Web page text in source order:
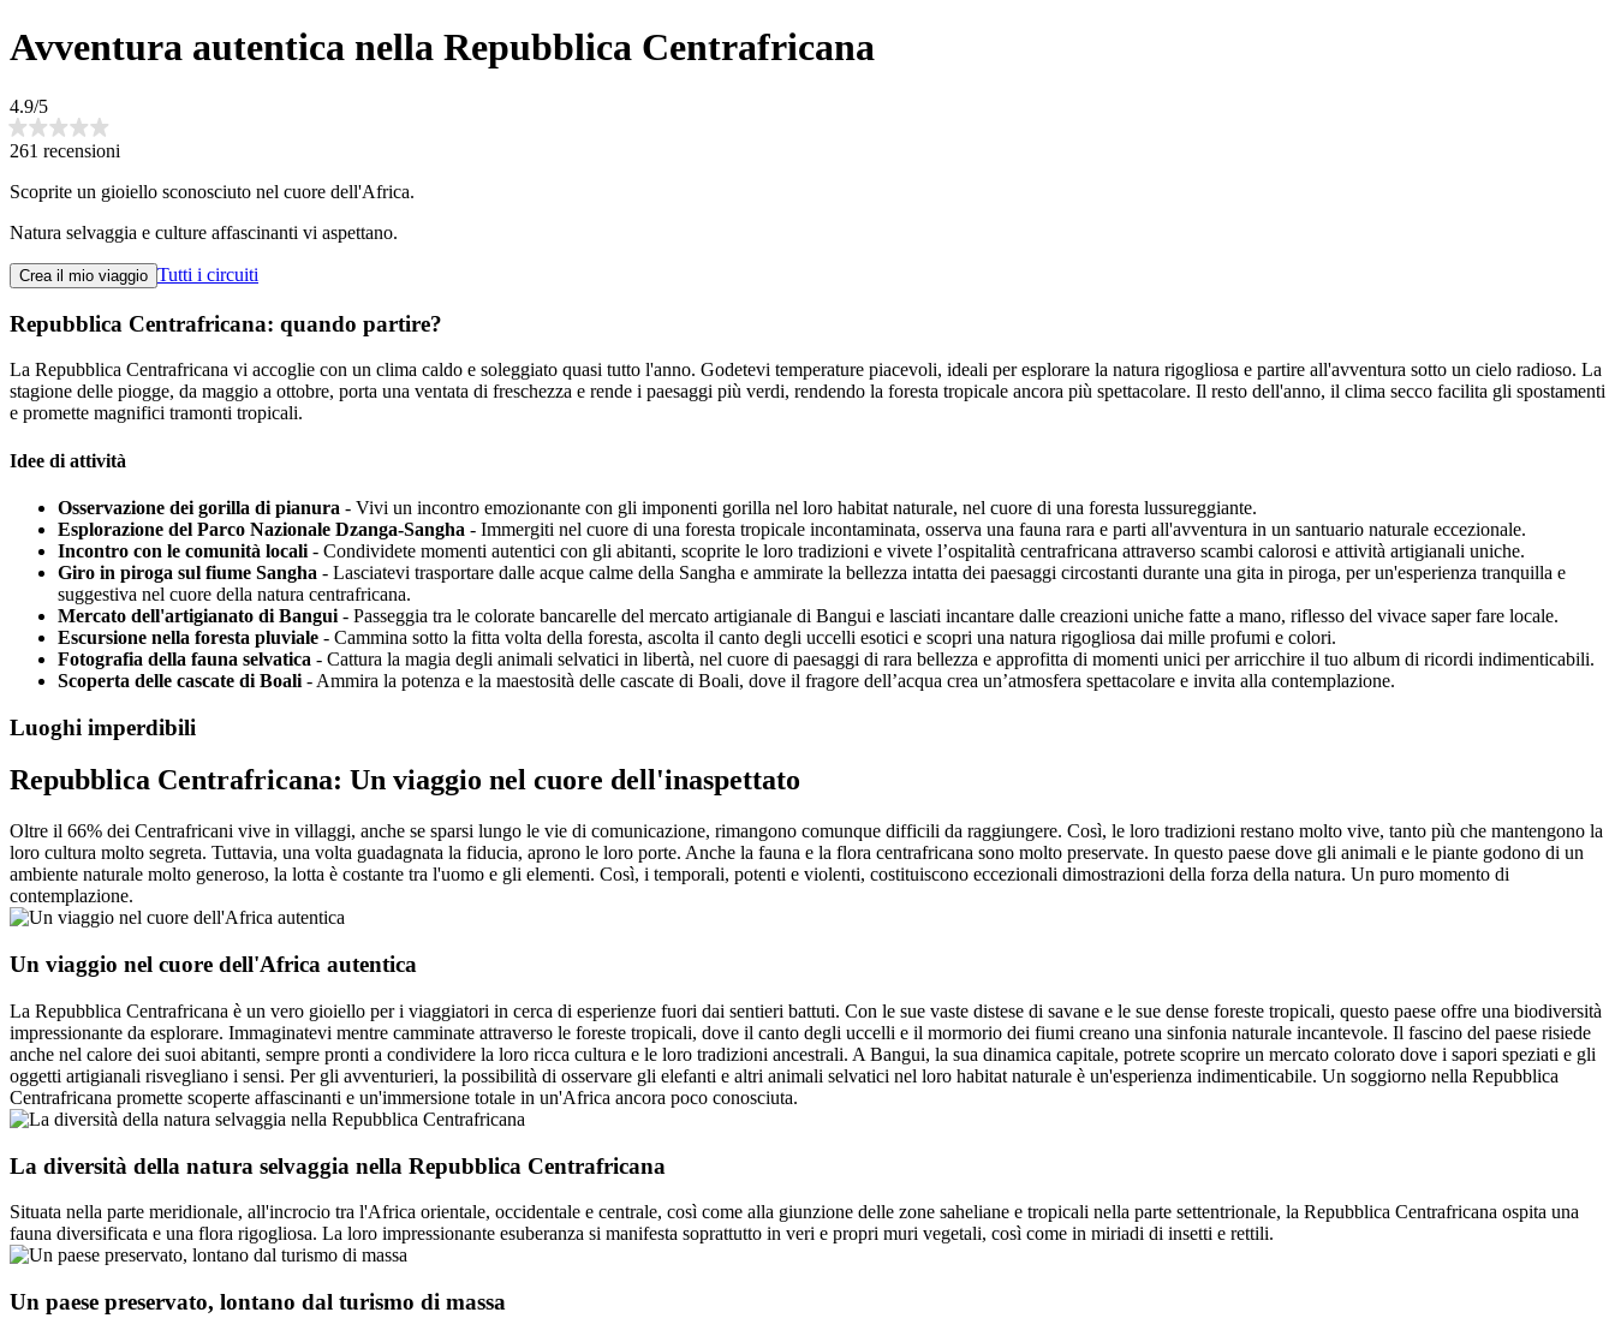
Avventura autentica nella Repubblica Centrafricana
4.9/5
261 recensioni
Scoprite un gioiello sconosciuto nel cuore dell'Africa.
Natura selvaggia e culture affascinanti vi aspettano.
Crea il mio viaggio Tutti i circuiti
Repubblica Centrafricana: quando partire?
La Repubblica Centrafricana vi accoglie con un clima caldo e soleggiato quasi tutto l'anno. Godetevi temperature piacevoli, ideali per esplorare la natura rigogliosa e partire all'avventura sotto un cielo radioso. La
stagione delle piogge, da maggio a ottobre, porta una ventata di freschezza e rende i paesaggi più verdi, rendendo la foresta tropicale ancora più spettacolare. Il resto dell'anno, il clima secco facilita gli spostamenti
e promette magnifici tramonti tropicali.
Idee di attività
Osservazione dei gorilla di pianura - Vivi un incontro emozionante con gli imponenti gorilla nel loro habitat naturale, nel cuore di una foresta lussureggiante.
Esplorazione del Parco Nazionale Dzanga-Sangha - Immergiti nel cuore di una foresta tropicale incontaminata, osserva una fauna rara e parti all'avventura in un santuario naturale eccezionale.
Incontro con le comunità locali - Condividete momenti autentici con gli abitanti, scoprite le loro tradizioni e vivete l’ospitalità centrafricana attraverso scambi calorosi e attività artigianali uniche.
Giro in piroga sul fiume Sangha - Lasciatevi trasportare dalle acque calme della Sangha e ammirate la bellezza intatta dei paesaggi circostanti durante una gita in piroga, per un'esperienza tranquilla e
suggestiva nel cuore della natura centrafricana.
Mercato dell'artigianato di Bangui - Passeggia tra le colorate bancarelle del mercato artigianale di Bangui e lasciati incantare dalle creazioni uniche fatte a mano, riflesso del vivace saper fare locale.
Escursione nella foresta pluviale - Cammina sotto la fitta volta della foresta, ascolta il canto degli uccelli esotici e scopri una natura rigogliosa dai mille profumi e colori.
Fotografia della fauna selvatica - Cattura la magia degli animali selvatici in libertà, nel cuore di paesaggi di rara bellezza e approfitta di momenti unici per arricchire il tuo album di ricordi indimenticabili.
Scoperta delle cascate di Boali - Ammira la potenza e la maestosità delle cascate di Boali, dove il fragore dell’acqua crea un’atmosfera spettacolare e invita alla contemplazione.
Luoghi imperdibili
Repubblica Centrafricana: Un viaggio nel cuore dell'inaspettato
Oltre il 66% dei Centrafricani vive in villaggi, anche se sparsi lungo le vie di comunicazione, rimangono comunque difficili da raggiungere. Così, le loro tradizioni restano molto vive, tanto più che mantengono la
loro cultura molto segreta. Tuttavia, una volta guadagnata la fiducia, aprono le loro porte. Anche la fauna e la flora centrafricana sono molto preservate. In questo paese dove gli animali e le piante godono di un
ambiente naturale molto generoso, la lotta è costante tra l'uomo e gli elementi. Così, i temporali, potenti e violenti, costituiscono eccezionali dimostrazioni della forza della natura. Un puro momento di
contemplazione.
Un viaggio nel cuore dell'Africa autentica
La Repubblica Centrafricana è un vero gioiello per i viaggiatori in cerca di esperienze fuori dai sentieri battuti. Con le sue vaste distese di savane e le sue dense foreste tropicali, questo paese offre una biodiversità
impressionante da esplorare. Immaginatevi mentre camminate attraverso le foreste tropicali, dove il canto degli uccelli e il mormorio dei fiumi creano una sinfonia naturale incantevole. Il fascino del paese risiede
anche nel calore dei suoi abitanti, sempre pronti a condividere la loro ricca cultura e le loro tradizioni ancestrali. A Bangui, la sua dinamica capitale, potrete scoprire un mercato colorato dove i sapori speziati e gli
oggetti artigianali risvegliano i sensi. Per gli avventurieri, la possibilità di osservare gli elefanti e altri animali selvatici nel loro habitat naturale è un'esperienza indimenticabile. Un soggiorno nella Repubblica
Centrafricana promette scoperte affascinanti e un'immersione totale in un'Africa ancora poco conosciuta.
La diversità della natura selvaggia nella Repubblica Centrafricana
Situata nella parte meridionale, all'incrocio tra l'Africa orientale, occidentale e centrale, così come alla giunzione delle zone saheliane e tropicali nella parte settentrionale, la Repubblica Centrafricana ospita una
fauna diversificata e una flora rigogliosa. La loro impressionante esuberanza si manifesta soprattutto in veri e propri muri vegetali, così come in miriadi di insetti e rettili.
Un paese preservato, lontano dal turismo di massa